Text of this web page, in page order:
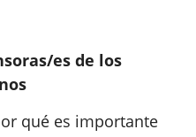
es de los
qué es importante